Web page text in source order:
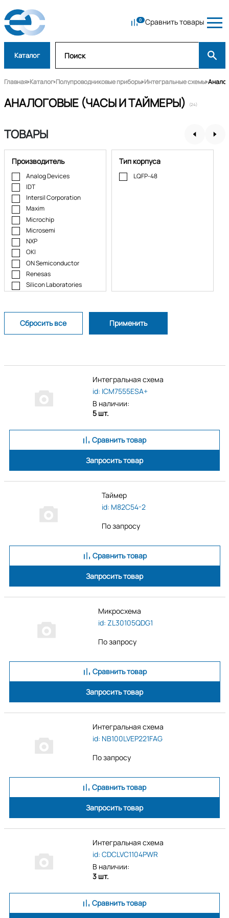
Сравнить товары
Каталог
Главная Каталог Полупроводниковые приборы Интегральные схемы
АНАЛОГОВЫЕ (ЧАСЫ И ТАЙМЕРЫ) (24)
ТОВАРЫ
Производитель
Analog Devices
IDT
Intersil Corporation
Maxim
Microchip
Microsemi
NXP
OKI
ON Semiconductor
Renesas
Silicon Laboratories
Тип корпуса
LQFP-48
Интегральная схема
id: ICM7555ESA+
В наличии:
5 шт.
Сравнить товар
Запросить товар
Таймер
id: M82C54-2
По запросу
Сравнить товар
Запросить товар
Микросхема
id: ZL30105QDG1
По запросу
Сравнить товар
Запросить товар
Интегральная схема
id: NB100LVEP221FAG
По запросу
Сравнить товар
Запросить товар
Интегральная схема
id: CDCLVC1104PWR
В наличии:
3 шт.
Сравнить товар